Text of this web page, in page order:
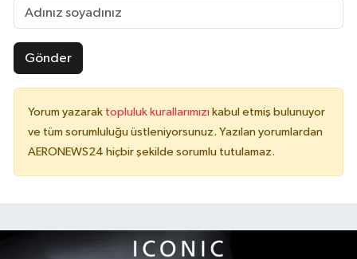
Gönder
Yorum yazarak topluluk kurallarımızı kabul etmiş bulunuyor
ve tüm sorumluluğu üstleniyorsunuz. Yazılan yorumlardan
AERONEWS24 hiçbir şekilde sorumlu tutulamaz.